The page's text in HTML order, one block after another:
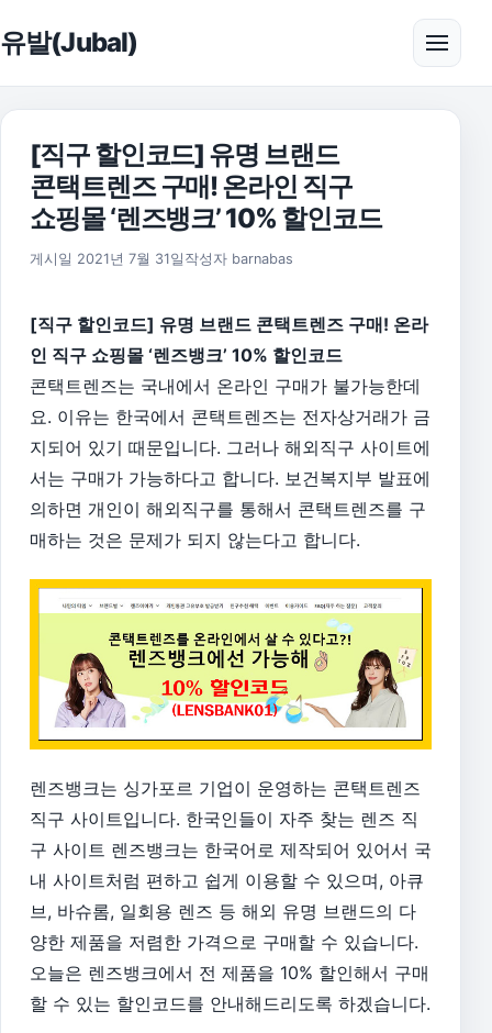
유발(Jubal) 메뉴
[직구 할인코드] 유명 브랜드
콘택트렌즈 구매! 온라인 직구
쇼핑몰 ‘렌즈뱅크’ 10% 할인코드
게시일 2021년 7월 31일 2026년 8월 1일
작성자 barnabas
[직구 할인코드] 유명 브랜드 콘택트렌즈 구매! 온라
인 직구 쇼핑몰 ‘렌즈뱅크’ 10% 할인코드
콘택트렌즈는 국내에서 온라인 구매가 불가능한데
요. 이유는 한국에서 콘택트렌즈는 전자상거래가 금
지되어 있기 때문입니다. 그러나 해외직구 사이트에
서는 구매가 가능하다고 합니다. 보건복지부 발표에
의하면 개인이 해외직구를 통해서 콘택트렌즈를 구
매하는 것은 문제가 되지 않는다고 합니다.
렌즈뱅크는 싱가포르 기업이 운영하는 콘택트렌즈
직구 사이트입니다. 한국인들이 자주 찾는 렌즈 직
구 사이트 렌즈뱅크는 한국어로 제작되어 있어서 국
내 사이트처럼 편하고 쉽게 이용할 수 있으며, 아큐
브, 바슈롬, 일회용 렌즈 등 해외 유명 브랜드의 다
양한 제품을 저렴한 가격으로 구매할 수 있습니다.
오늘은 렌즈뱅크에서 전 제품을 10% 할인해서 구매
할 수 있는 할인코드를 안내해드리도록 하겠습니다.